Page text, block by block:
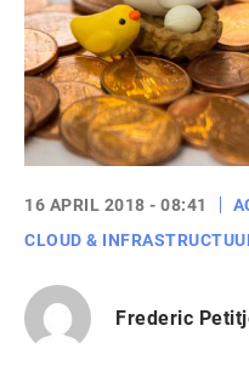
16 APRIL 2018 - 08:41
CLOUD &
Frederic